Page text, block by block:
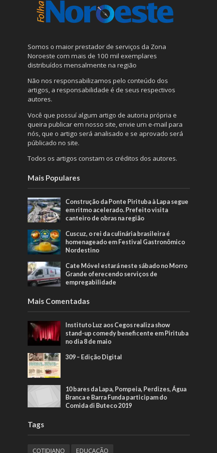
Somos o maior prestador de serviços da Zona
Noroeste com mais de 100 mil exemplares
distribuídos mensalmente na região
Não nos responsabilizamos pelo conteúdo dos
artigos, a responsabilidade é de seus respectivos
autores.
Você que possuí algum artigo de autoria própria e
queira publicar em nosso site, envie um e-mail para
nós, que o artigo será analisado e se aprovado será
públicado no site.
Todos os artigos constam os créditos dos autores.
Mais Populares
Construção da Ponte Pirituba à Lapa segue
em ritmo acelerado. Prefeito visita
canteiro de obras na região
Cuscuz, o rei da culinária brasileira é
homenageado em Festival Gastronômico
Nordestino
Cate Móvel estará neste sábado no Morro
Grande oferecendo serviços de
empregabilidade
Mais Comentadas
Instituto Luz aos Cegos realiza show
stand-up comedy beneficente em Pirituba
no dia 8 de maio
309 – Edição Digital
10 bares da Lapa, Pompeia, Perdizes, Água
Branca e Barra Funda participam do
Comida di Buteco 2019
Tags
COTIDIANO EDUCAÇÃO